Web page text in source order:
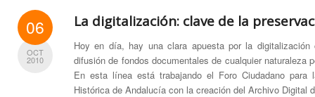
06
OCT
2010
La digitalización: clave de la
Hoy en día, hay una clara apuesta por la
difusión de fondos documentales de cualquier naturaleza
En esta línea está trabajando el Foro Ciudadano para
Histórica de Andalucía con la creación del Archivo Digital